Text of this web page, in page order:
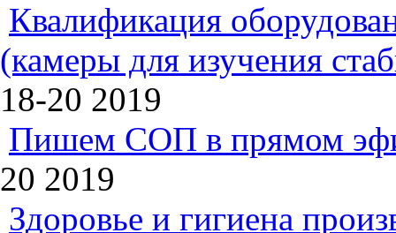
Квалификация
(камеры для изучения
18-20 2019
Пишем СОП в прямом
20 2019
Здоровье и гигиена